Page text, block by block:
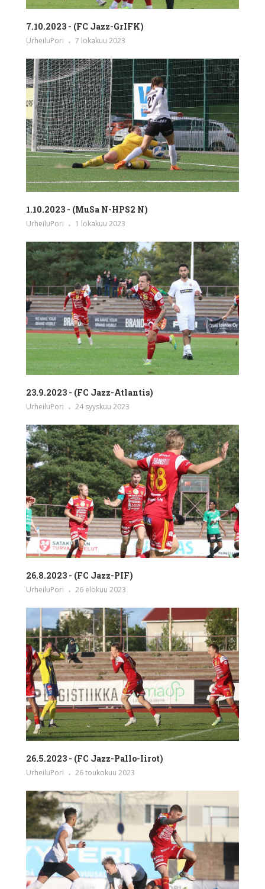
7.10.2023 - (FC Jazz-GrIFK)
UrheiluPori 7 lokakuu 2023
1.10.2023 - (MuSa N-HPS2 N)
UrheiluPori 1 lokakuu 2023
23.9.2023 - (FC Jazz-Atlantis)
UrheiluPori 24 syyskuu 2023
26.8.2023 - (FC Jazz-PIF)
UrheiluPori 26 elokuu 2023
26.5.2023 - (FC Jazz-Pallo-Iirot)
UrheiluPori 26 toukokuu 2023